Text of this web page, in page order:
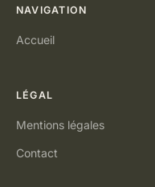
NAVIGATION
Accueil
LÉGAL
Mentions légales
Contact